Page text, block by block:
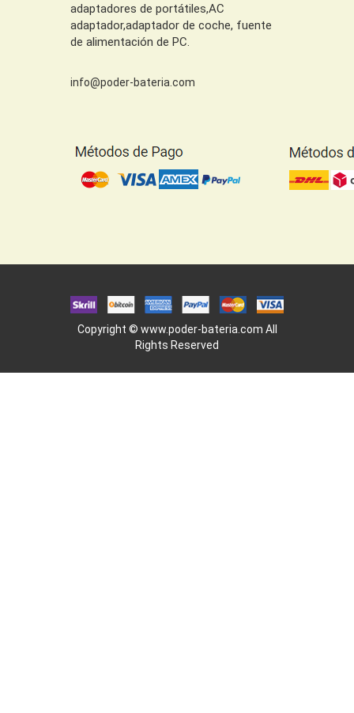
adaptadores de portátiles,AC
adaptador,adaptador de coche, fuente
de alimentación de PC.
info@poder-bateria.com
Copyright © www.poder-bateria.com All
Rights Reserved